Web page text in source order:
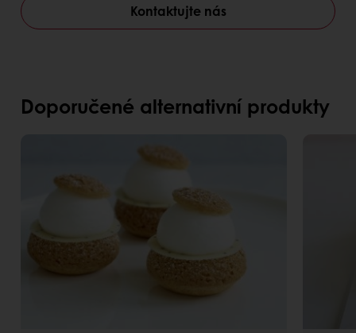
Kontaktujte nás
Doporučené alternativní produkty